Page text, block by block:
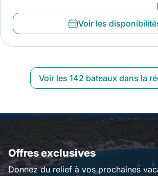
Voir les
Voir les 142 bateaux dans la
Offres exclusives
Donnez du relief à vos prochaines